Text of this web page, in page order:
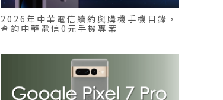
2026年中華電信續約與購機手機目錄，
查詢中華電信0元手機專案